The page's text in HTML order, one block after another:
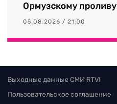
Ормузскому проливу
05.08.2026 / 21:00
Выходные данные СМИ RTVI
Пользовательское соглашение